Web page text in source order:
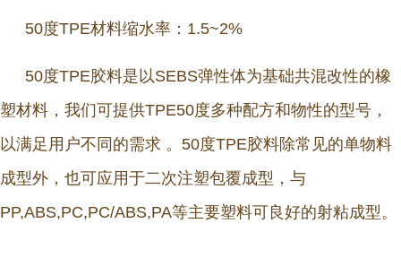
50度TPE材料缩水率：1.5~2%
50度TPE胶料是以SEBS弹性体为基础共混改性的橡
塑材料，我们可提供TPE50度多种配方和物性的型号，
以满足用户不同的需求 。50度TPE胶料除常见的单物料
成型外，也可应用于二次注塑包覆成型，与
PP,ABS,PC,PC/ABS,PA等主要塑料可良好的射粘成型。